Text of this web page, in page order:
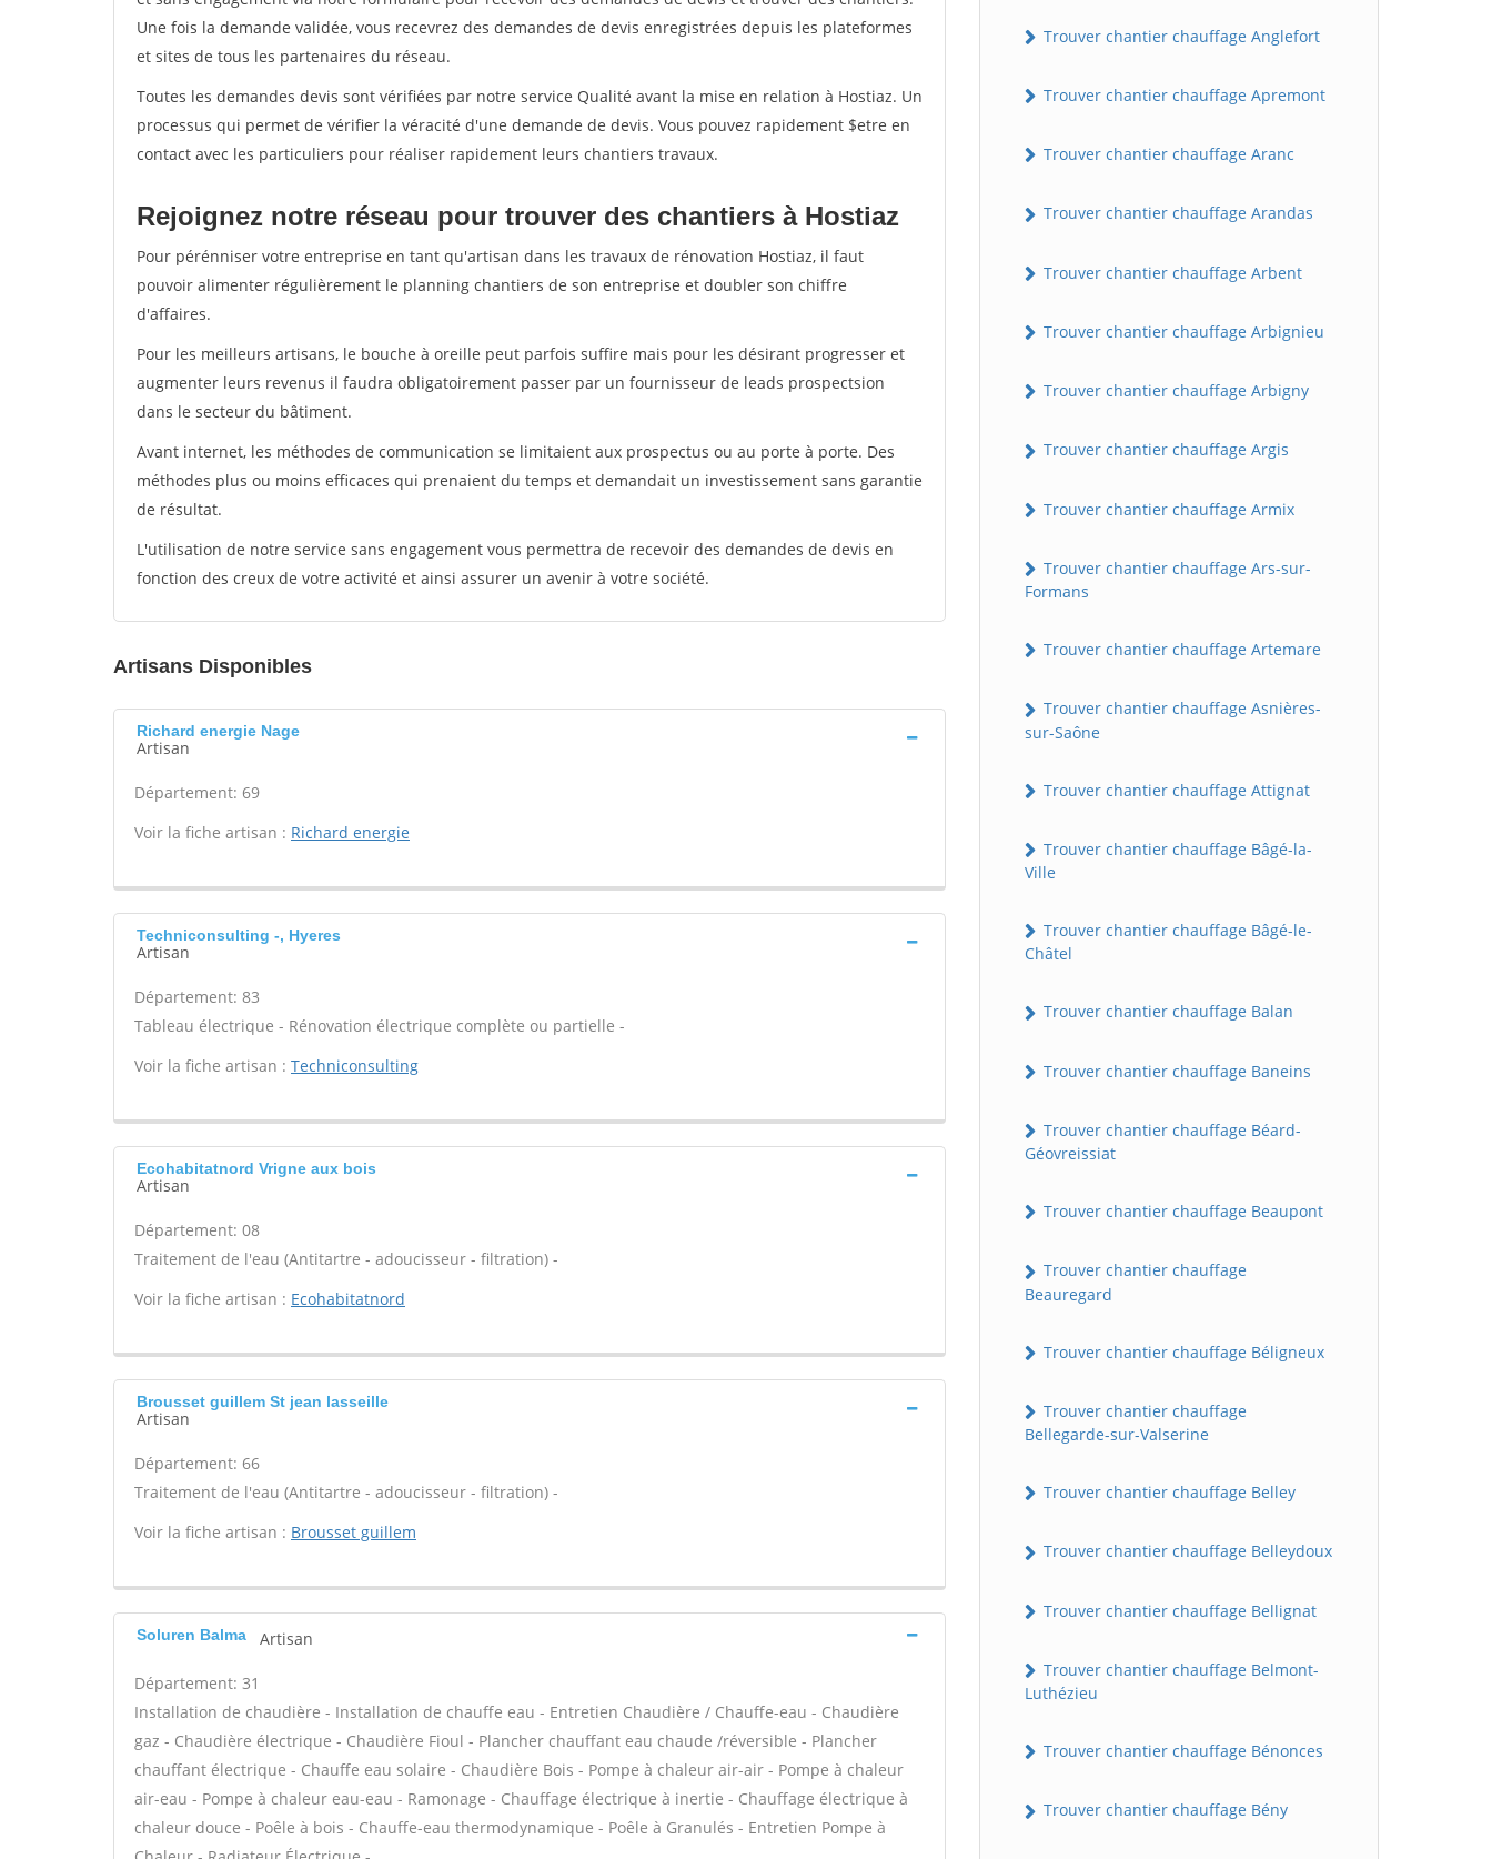
Une fois la demande validée, vous recevrez des demandes de devis enregistrées depuis les plateformes
et sites de tous les partenaires du réseau.
Toutes les demandes devis sont vérifiées par notre service Qualité avant la mise en relation à Hostiaz. Un
processus qui permet de vérifier la véracité d'une demande de devis. Vous pouvez rapidement $etre en
contact avec les particuliers pour réaliser rapidement leurs chantiers travaux.
Rejoignez notre réseau pour trouver des chantiers à Hostiaz
Pour pérénniser votre entreprise en tant qu'artisan dans les travaux de rénovation Hostiaz, il faut
pouvoir alimenter régulièrement le planning chantiers de son entreprise et doubler son chiffre
d'affaires.
Pour les meilleurs artisans, le bouche à oreille peut parfois suffire mais pour les désirant progresser et
augmenter leurs revenus il faudra obligatoirement passer par un fournisseur de leads prospectsion
dans le secteur du bâtiment.
Avant internet, les méthodes de communication se limitaient aux prospectus ou au porte à porte. Des
méthodes plus ou moins efficaces qui prenaient du temps et demandait un investissement sans garantie
de résultat.
L'utilisation de notre service sans engagement vous permettra de recevoir des demandes de devis en
fonction des creux de votre activité et ainsi assurer un avenir à votre société.
Artisans Disponibles
Richard energie Nage
Artisan
Département: 69
Voir la fiche artisan : Richard energie
Techniconsulting -, Hyeres
Artisan
Département: 83
Tableau électrique - Rénovation électrique complète ou partielle -
Voir la fiche artisan : Techniconsulting
Ecohabitatnord Vrigne aux bois
Artisan
Département: 08
Traitement de l'eau (Antitartre - adoucisseur - filtration) -
Voir la fiche artisan : Ecohabitatnord
Brousset guillem St jean lasseille
Artisan
Département: 66
Traitement de l'eau (Antitartre - adoucisseur - filtration) -
Voir la fiche artisan : Brousset guillem
Soluren Balma Artisan
Département: 31
Installation de chaudière - Installation de chauffe eau - Entretien Chaudière / Chauffe-eau - Chaudière
gaz - Chaudière électrique - Chaudière Fioul - Plancher chauffant eau chaude /réversible - Plancher
chauffant électrique - Chauffe eau solaire - Chaudière Bois - Pompe à chaleur air-air - Pompe à chaleur
air-eau - Pompe à chaleur eau-eau - Ramonage - Chauffage électrique à inertie - Chauffage électrique à
chaleur douce - Poêle à bois - Chauffe-eau thermodynamique - Poêle à Granulés - Entretien Pompe à
Trouver chantier chauffage Anglefort
Trouver chantier chauffage Apremont
Trouver chantier chauffage Aranc
Trouver chantier chauffage Arandas
Trouver chantier chauffage Arbent
Trouver chantier chauffage Arbignieu
Trouver chantier chauffage Arbigny
Trouver chantier chauffage Argis
Trouver chantier chauffage Armix
Trouver chantier chauffage Ars-sur-
Formans
Trouver chantier chauffage Artemare
Trouver chantier chauffage Asnières-
sur-Saône
Trouver chantier chauffage Attignat
Trouver chantier chauffage Bâgé-la-
Ville
Trouver chantier chauffage Bâgé-le-
Châtel
Trouver chantier chauffage Balan
Trouver chantier chauffage Baneins
Trouver chantier chauffage Béard-
Géovreissiat
Trouver chantier chauffage Beaupont
Trouver chantier chauffage
Beauregard
Trouver chantier chauffage Béligneux
Trouver chantier chauffage
Bellegarde-sur-Valserine
Trouver chantier chauffage Belley
Trouver chantier chauffage Belleydoux
Trouver chantier chauffage Bellignat
Trouver chantier chauffage Belmont-
Luthézieu
Trouver chantier chauffage Bénonces
Trouver chantier chauffage Bény